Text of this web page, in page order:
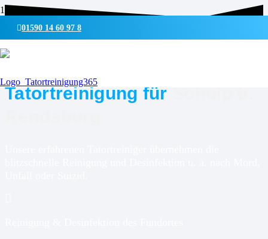
01590 14 60 97 8
Tatortreinigung für